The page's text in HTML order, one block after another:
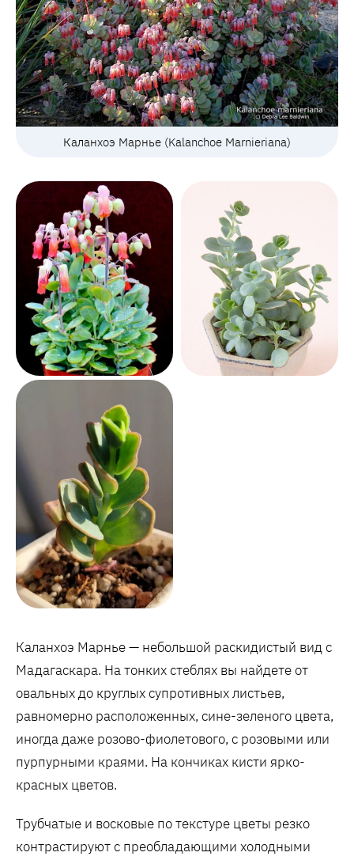
Каланхоэ Марнье (Kalanchoe Marnieriana)
Каланхоэ Марнье — небольшой раскидистый вид с
Мадагаскара. На тонких стеблях вы найдете от
овальных до круглых супротивных листьев,
равномерно расположенных, сине-зеленого цвета,
иногда даже розово-фиолетового, с розовыми или
пурпурными краями. На кончиках кисти ярко-
красных цветов.
Трубчатые и восковые по текстуре цветы резко
контрастируют с преобладающими холодными